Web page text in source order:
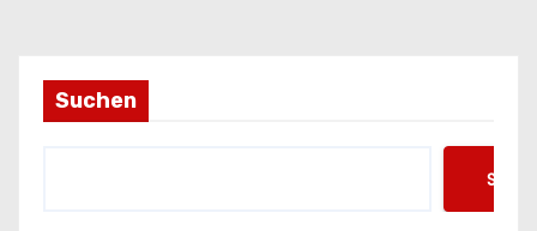
o
n
Suchen